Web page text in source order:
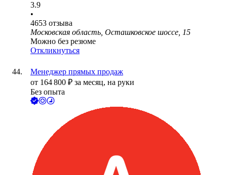
3.9
•
4653 отзыва
Московская область, Осташковское шоссе, 15
Можно без резюме
Откликнуться
Менеджер прямых продаж
от 164 800 ₽ за месяц, на руки
Без опыта